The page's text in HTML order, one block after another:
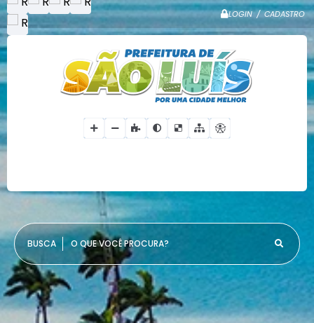
LOGIN / CADASTRO
O QUE VOCÊ PROCURA?